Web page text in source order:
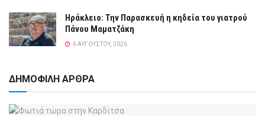
Ηράκλειο: Την Παρασκευή η κηδεία του γιατρού
Πάνου Μαματζάκη
6 ΑΥΓΟΎΣΤΟΥ, 2026
ΔΗΜΟΦΙΛΗ ΑΡΘΡΑ